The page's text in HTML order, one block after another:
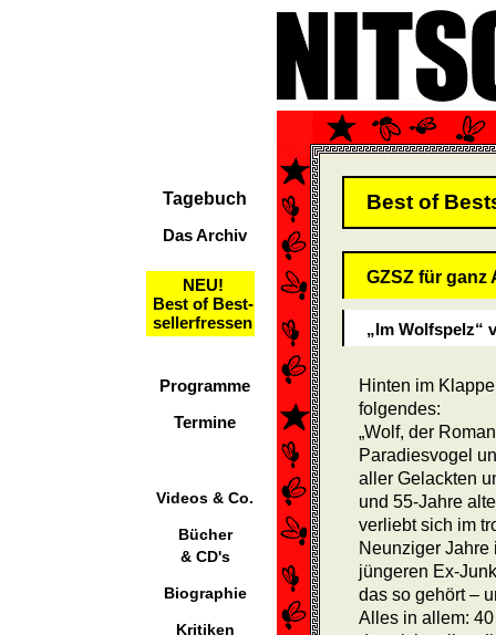
Tagebuch
Das Archiv
NEU!
Best of Best-
sellerfressen
Programme
Termine
Videos & Co.
Bücher
& CD's
Biographie
Kritiken
Best of
GZSZ für ganz
„Im Wolfspelz“
Hinten im
folgendes:
„Wolf, der
Paradiesvogel
aller Gelackten
und 55-Jahre
verliebt sich im
Neunziger Jahre
jüngeren Ex-
das so gehört –
Alles in allem: